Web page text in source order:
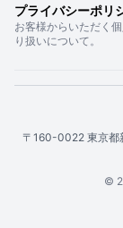
プライバシーポリ
お客様からいただく
り扱いについて。
〒160-0022 東京都
©